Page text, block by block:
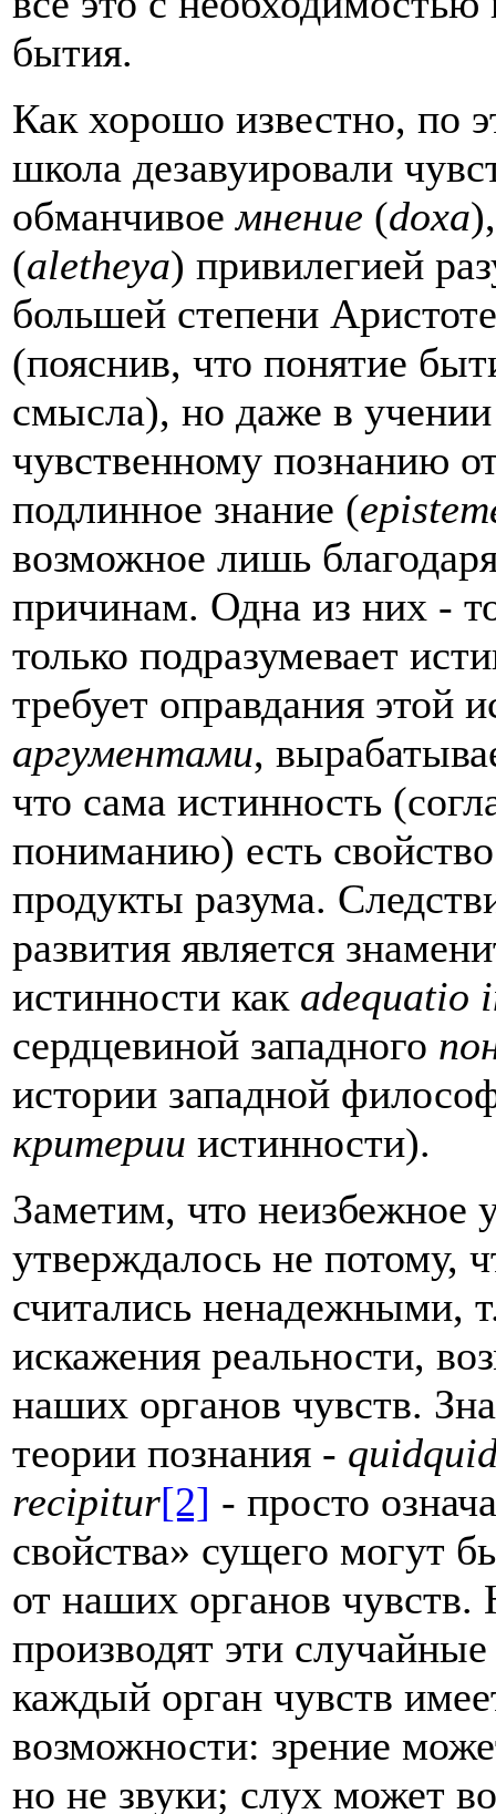
бытия.
Как хорошо известно, по
школа дезавуировали
обманчивоемнение (doxa
(aletheya) привилегией
большей степени
(пояснив, что понятие
смысла), но даже в
чувственному познанию
подлинное знание (
возможное лишь
причинам. Одна из них -
только подразумевает
требует оправдания этой
аргументами,
что сама истинность
пониманию) есть
продукты разума.
развития является
истинности как adequatio
сердцевиной западного
истории западной
критерии истинности).
Заметим, что неизбежное
утверждалось не потому,
считались ненадежными,
искажения реальности,
наших органов чувств.
теории познания -
recipitur[2] - просто
свойства» сущего могут
от наших органов
производят эти
каждый орган чувств
возможности: зрение
но не звуки; слух может